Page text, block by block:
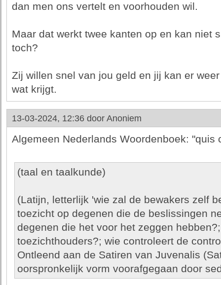
dan men ons vertelt en voorhouden wil.
Maar dat werkt twee kanten op en kan niet
toch?
Zij willen snel van jou geld en jij kan er
wat krijgt.
13-03-2024, 12:36 door Anoniem
Algemeen Nederlands Woordenboek: "quis
(taal en taalkunde)
(Latijn, letterlijk 'wie zal de bewakers zelf
toezicht op degenen die de beslissingen
degenen die het voor het zeggen
toezichthouders?; wie controleert de
Ontleend aan de Satiren van Juvenalis
oorspronkelijk vorm voorafgegaan door